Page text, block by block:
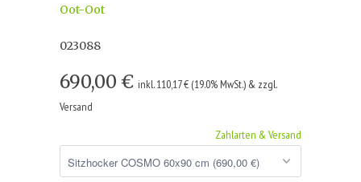
Oot-Oot
023088
690,00 € inkl. 110,17 € (19.0% MwSt.) & zzgl.
Versand
Zahlarten & Versand